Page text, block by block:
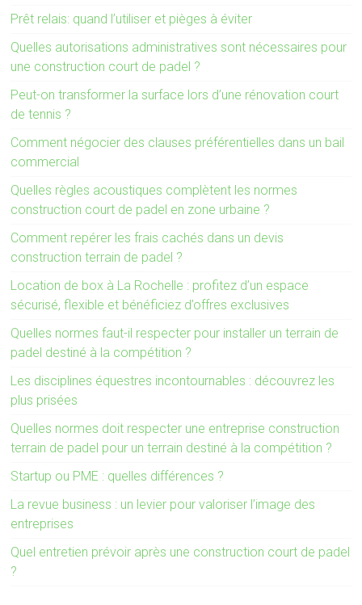
Prêt relais: quand l’utiliser et pièges à éviter
Quelles autorisations administratives sont nécessaires pour
une construction court de padel ?
Peut-on transformer la surface lors d’une rénovation court
de tennis ?
Comment négocier des clauses préférentielles dans un bail
commercial
Quelles règles acoustiques complètent les normes
construction court de padel en zone urbaine ?
Comment repérer les frais cachés dans un devis
construction terrain de padel ?
Location de box à La Rochelle : profitez d’un espace
sécurisé, flexible et bénéficiez d’offres exclusives
Quelles normes faut-il respecter pour installer un terrain de
padel destiné à la compétition ?
Les disciplines équestres incontournables : découvrez les
plus prisées
Quelles normes doit respecter une entreprise construction
terrain de padel pour un terrain destiné à la compétition ?
Startup ou PME : quelles différences ?
La revue business : un levier pour valoriser l’image des
entreprises
Quel entretien prévoir après une construction court de padel
?